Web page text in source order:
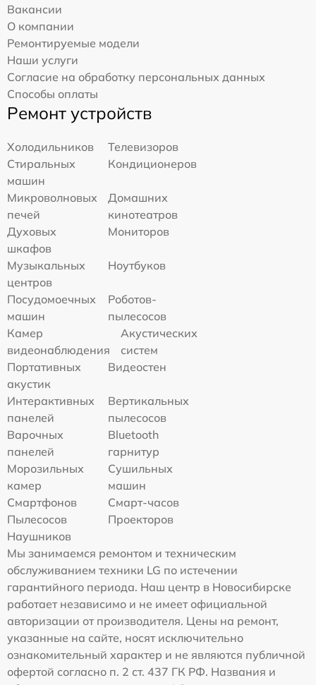
Вакансии
О компании
Ремонтируемые модели
Наши услуги
Согласие на обработку персональных данных
Способы оплаты
Ремонт устройств
Холодильников
Телевизоров
Стиральных
машин
Кондиционеров
Микроволновых
печей
Домашних
кинотеатров
Духовых
шкафов
Мониторов
Музыкальных
центров
Ноутбуков
Посудомоечных
машин
Роботов-
пылесосов
Камер
видеонаблюдения
Акустических
систем
Портативных
акустик
Видеостен
Интерактивных
панелей
Вертикальных
пылесосов
Варочных
панелей
Bluetooth
гарнитур
Морозильных
камер
Сушильных
машин
Смартфонов
Смарт-часов
Пылесосов
Проекторов
Наушников
Мы занимаемся ремонтом и техническим
обслуживанием техники LG по истечении
гарантийного периода. Наш центр в Новосибирске
работает независимо и не имеет официальной
авторизации от производителя. Цены на ремонт,
указанные на сайте, носят исключительно
ознакомительный характер и не являются публичной
офертой согласно п. 2 ст. 437 ГК РФ. Названия и